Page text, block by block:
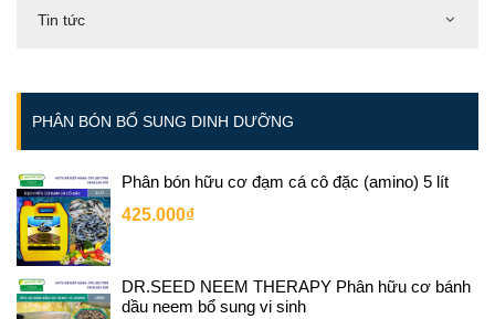
Tin tức
PHÂN BÓN BỔ SUNG DINH DƯỠNG
Phân bón hữu cơ đạm cá cô đặc (amino) 5 lít
425.000₫
DR.SEED NEEM THERAPY Phân hữu cơ bánh
dầu neem bổ sung vi sinh